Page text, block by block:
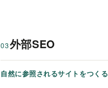
03外部SEO
自然に参照されるサイトをつくる